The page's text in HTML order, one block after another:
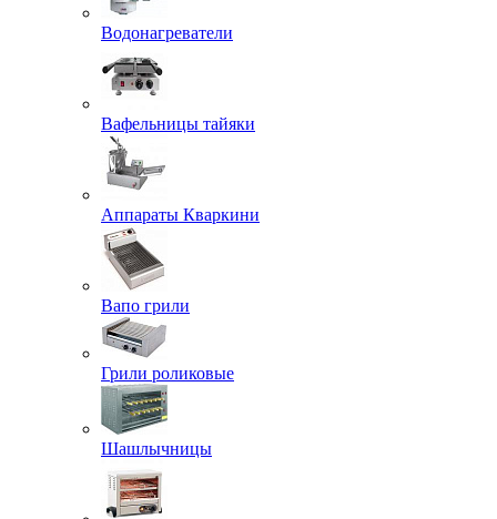
Водонагреватели
Вафельницы тайяки
Аппараты Кваркини
Вапо грили
Грили роликовые
Шашлычницы